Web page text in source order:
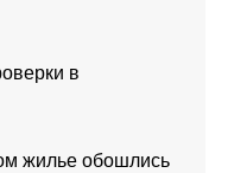
в
жилье обошлись